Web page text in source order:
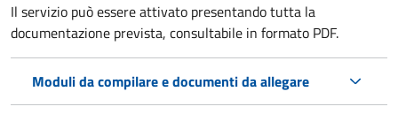
Il servizio può essere attivato presentando tutta la
documentazione prevista, consultabile in formato PDF.
Moduli da compilare e documenti da allegare